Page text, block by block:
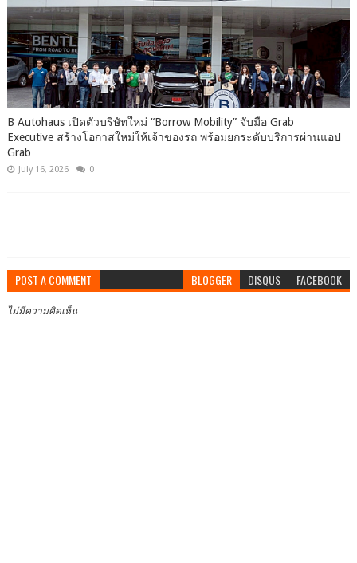
B Autohaus เปิดตัวบริษัทใหม่ “Borrow Mobility” จับมือ Grab
Executive สร้างโอกาสใหม่ให้เจ้าของรถ พร้อมยกระดับบริการผ่านแอป
Grab
July 16, 2026 0
POST A COMMENT BLOGGER DISQUS FACEBOOK
ไม่มีความคิดเห็น